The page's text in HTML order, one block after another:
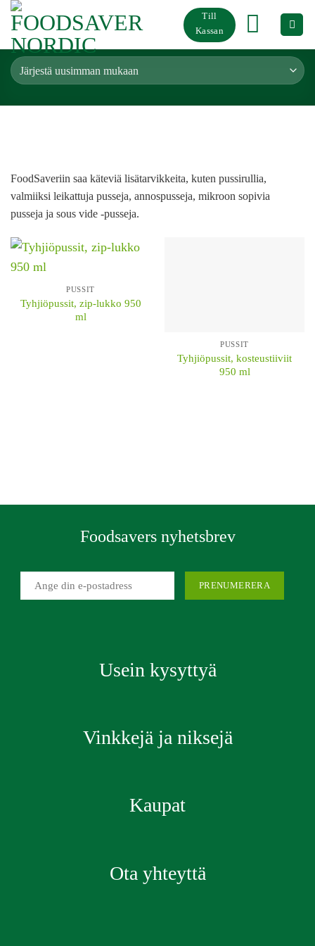
Skip
content
Till
Kassan
FoodSaveriin saa käteviä lisätarvikkeita, kuten pussirullia,
valmiiksi leikattuja pusseja, annospusseja, mikroon sopivia
pusseja ja sous vide -pusseja.
PUSSIT
Tyhjiöpussit, zip-lukko 950
ml
PUSSIT
Tyhjiöpussit, kosteustiiviit
950 ml
Foodsavers nyhetsbrev
Usein kysyttyä
Vinkkejä ja niksejä
Kaupat
Ota yhteyttä